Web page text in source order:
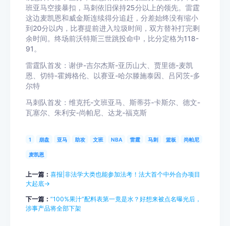
班亚马空接暴扣，马刺依旧保持25分以上的领先。雷霆
这边麦凯恩和威金斯连续得分追赶，分差始终没有缩小
到20分以内，比赛提前进入垃圾时间，双方替补打完剩
余时间。终场前沃特斯三世跳投命中，比分定格为118-
91。
雷霆队首发：谢伊-吉尔杰斯-亚历山大、贾里德-麦凯
恩、切特-霍姆格伦、以赛亚-哈尔滕施泰因、吕冈茨-多
尔特
马刺队首发：维克托-文班亚马、斯蒂芬-卡斯尔、德文-
瓦塞尔、朱利安-尚帕尼、达龙-福克斯
1 崩盘 亚马 助攻 文班 NBA 雷霆 马刺 篮板 尚帕尼
麦凯恩
上一篇： 喜报|非法学大类也能参加法考！法大首个中外合办项目
大起底→
下一篇： “100%果汁”配料表第一竟是水？好想来被点名曝光后，
涉事产品将全部下架